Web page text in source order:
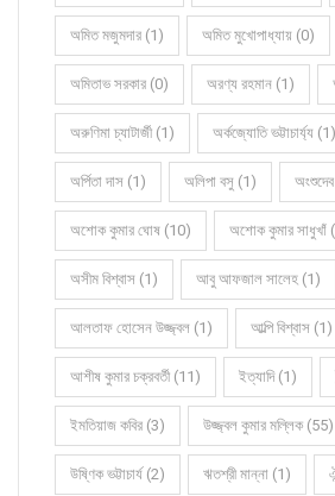
অমিত মজুমদার (1) অমিত মুখোপাধ্যায় (0)
অমিতাভ সরকার (0) অরণ্য রহমান (1)
অরুণিমা চ্যাটার্জী (1) অর্কজ্যোতি ভট্টাচার্য্য (1)
অর্পিতা দাস (1) অলিপা বসু (1)
অশোক কুমার ঘোষ (10) অশোক কুমার সাধুখাঁ
অসীম বিশ্বাস (1) আবু আফজাল সালেহ (1)
আলতাফ হোসেন উজ্জ্বল (1) আল্পি বিশ্বাস (1)
আশীষ কুমার চক্রবর্তী (11) ইত্যাদি (1)
ইমতিয়াজ কবির (3) উজ্জ্বল কুমার মল্লিক (55)
উষ্ণিক ভট্টাচার্য (2) ঋতশ্রী মান্না (1)